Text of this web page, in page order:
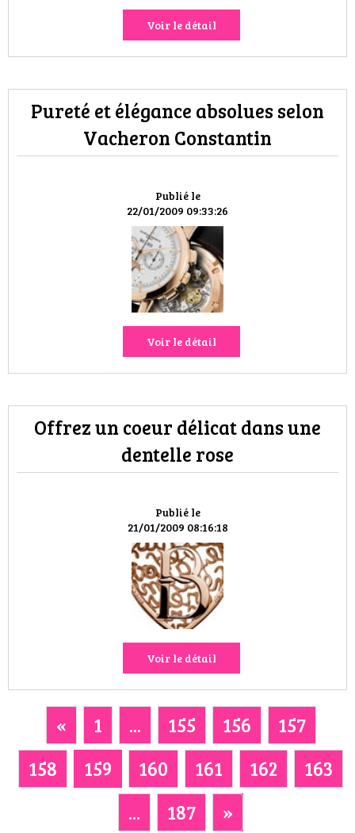
Voir le détail
Publié le
22/01/2009 09:33:26
Pureté et élégance absolues selon
Vacheron Constantin
Voir le détail
Publié le
21/01/2009 08:16:18
Offrez un coeur délicat dans une
dentelle rose
Voir le détail
« 1 ... 155 156
157
158
159 160 161 162
163
...
187 »